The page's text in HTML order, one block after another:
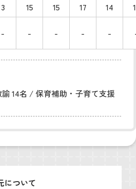
3 15 15 17 14
- - - - -
14名 / 保育補助・子育て支援
について